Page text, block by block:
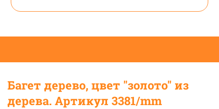
Багет дерево, цвет "золото" из
дерева. Артикул 3381/mm